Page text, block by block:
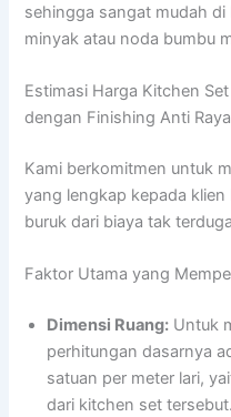
sehingga sangat mudah
minyak atau noda bumbu
Estimasi Harga Kitchen
dengan Finishing Anti
Kami berkomitmen untuk
yang lengkap kepada
buruk dari biaya tak
Faktor Utama yang
Dimensi Ruang: Untuk
perhitungan dasarnya
satuan per meter lari,
dari kitchen set tersebut.